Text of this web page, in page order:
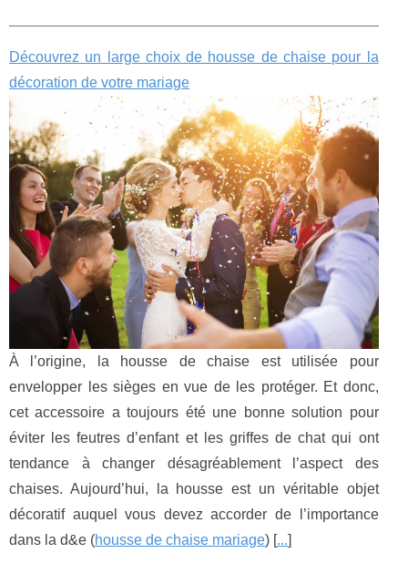
Découvrez un large choix de housse de chaise pour la
décoration de votre mariage
À l’origine, la housse de chaise est utilisée pour
envelopper les sièges en vue de les protéger. Et donc,
cet accessoire a toujours été une bonne solution pour
éviter les feutres d’enfant et les griffes de chat qui ont
tendance à changer désagréablement l’aspect des
chaises. Aujourd’hui, la housse est un véritable objet
décoratif auquel vous devez accorder de l’importance
dans la d&e (housse de chaise mariage) [...]